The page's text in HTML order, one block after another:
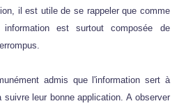
il est utile de se rappeler que comme
est surtout composée de
admis que l'information sert à
leur bonne application. A observer